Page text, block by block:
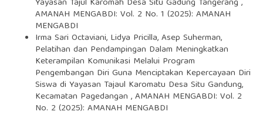
AMANAH MENGABDI: Vol. 2 No. 1 (2025): AMANAH
MENGABDI
Irma Sari Octaviani, Lidya Pricilla, Asep Suherman,
Pelatihan dan Pendampingan Dalam Meningkatkan
Keterampilan Komunikasi Melalui Program
Pengembangan Diri Guna Menciptakan Kepercayaan Diri
Siswa di Yayasan Tajaul Karomatu Desa Situ Gandung,
Kecamatan Pagedangan ,AMANAH MENGABDI: Vol. 2
No. 2 (2025): AMANAH MENGABDI